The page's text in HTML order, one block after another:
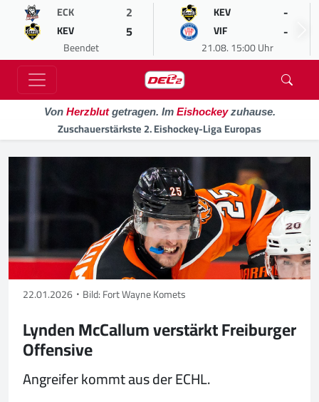
ECK 2
KEV 5
Beendet
KEV -
VIF -
21.08. 15:00 Uhr
Von Herzblutgetragen. Im Eishockeyzuhause.
Zuschauerstärkste 2. Eishockey-Liga Europas
22.01.2026 Bild: Fort Wayne Komets
Lynden McCallum verstärkt Freiburger
Offensive
Angreifer kommt aus der ECHL.